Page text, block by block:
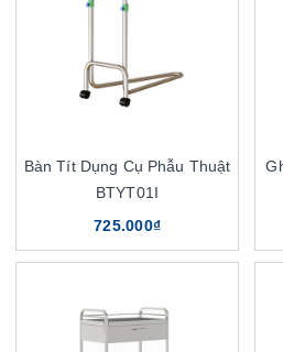
Bàn Tít Dụng Cụ Phẫu Thuật
BTYT01I
725.000₫